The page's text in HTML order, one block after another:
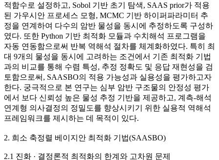
적함수로 설정하고, Sobol 기반 초기 탐색, SAAS prior가 적용
된 가우시안 프로세스 모형, MCMC 기반 하이퍼파라미터 추
정을 연계하여 다수의 암반 물성을 동시에 추정하도록 구성하
였다. 또한 Python 기반 최적화 모듈과 수치해석 프로그램을
자동 연동함으로써 반복 역해석 절차를 체계화하였다. 특히 최
대 9개의 물성을 동시에 고려하는 조건에서 기존 최적화 기법
과의 비교를 통해 수렴 특성, 추정 정확도 및 응답 재현성을 검
토함으로써, SAASBO의 적용 가능성과 실용성을 평가하고자
한다. 궁극적으로 본 연구는 심부 암반 구조물의 안정성 평가
에서 보다 신뢰성 높은 물성 추정 기반을 제공하고, 계측-해석
연계형 의사결정의 정밀도를 향상시키기 위한 실용적 역해석
프레임워크를 제시하는 데 목적이 있다.
2. 희소 축정렬 베이지안 최적화 기법(SAASBO)
2.1 진화 · 결정론적 최적화의 한계와 고차원 문제